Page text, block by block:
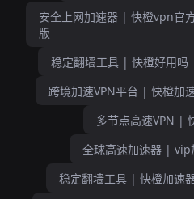
安全上网加速器 | 快橙vpn官
版
稳定翻墙工具 | 快橙好用
跨境加速VPN平台 | 快橙加
多节点高速VPN |
全球高速加速器 |
稳定翻墙工具 | 快橙加速